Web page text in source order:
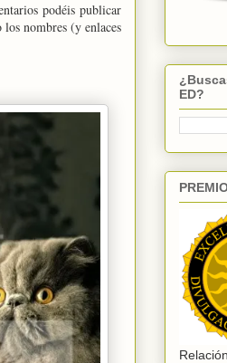
podéis publicar
los nombres (y enlaces
ED?